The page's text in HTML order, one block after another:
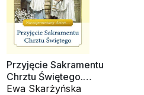
Przyjęcie Sakramentu
Chrztu Świętego.
Niezapomniany dzień
Ewa Skarżyńska